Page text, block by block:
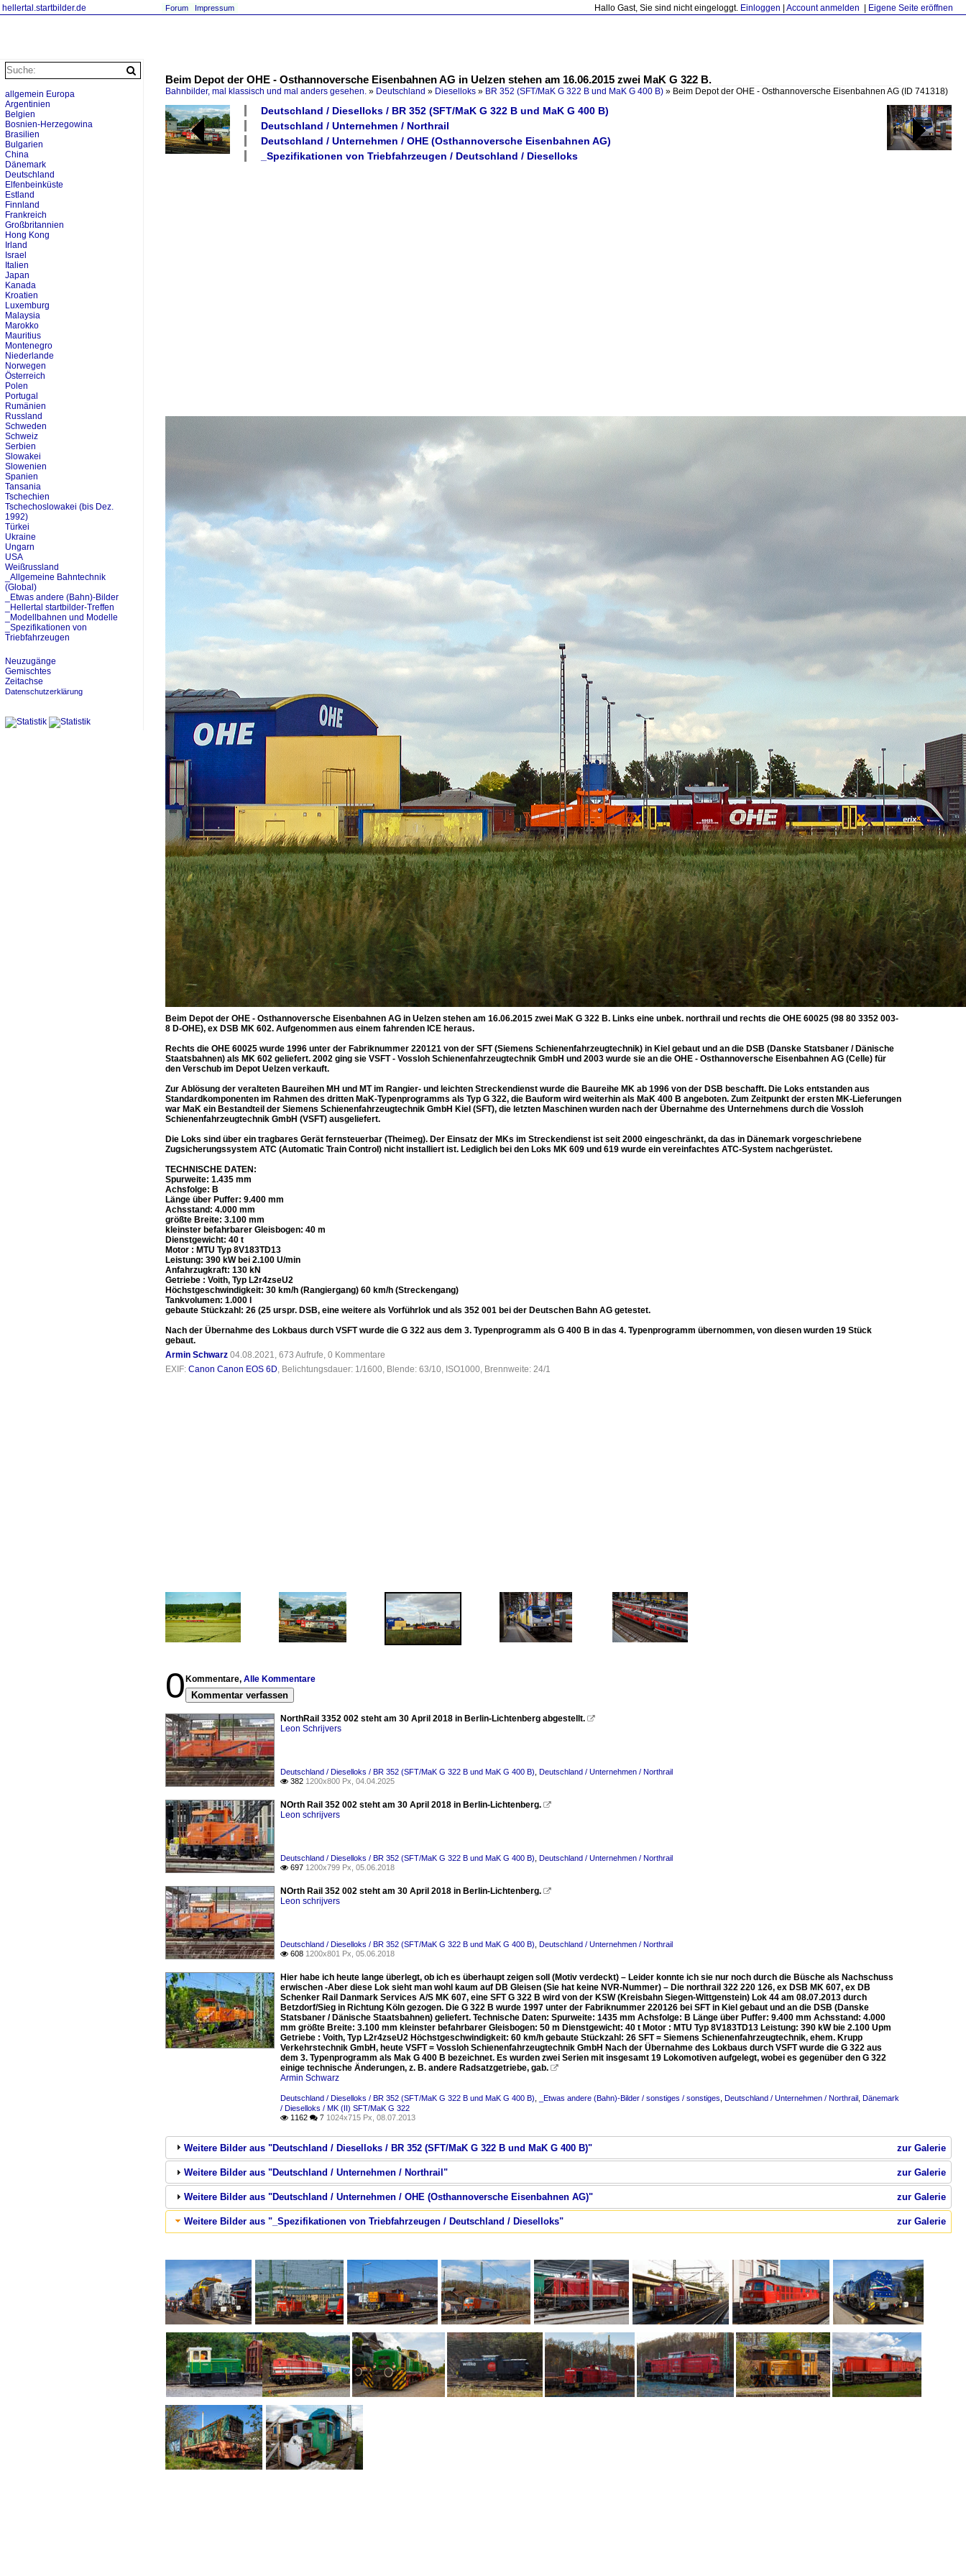
hellertal.startbilder.de Hallo Gast, Sie sind nicht eingeloggt. Einloggen Account anmelden Eigene Seite eröffnen
Forum Impressum
Beim Depot der OHE - Osthannoversche Eisenbahnen AG in Uelzen stehen am 16.06.2015 zwei MaK G 322 B.
Bahnbilder, mal klassisch und mal anders gesehen. » Deutschland » Dieselloks » BR 352 (SFT/MaK G 322 B und MaK G 400 B) » Beim Depot der OHE - Osthannoversche Eisenbahnen AG (ID 741318)
Deutschland / Dieselloks / BR 352 (SFT/MaK G 322 B und MaK G 400 B)
Deutschland / Unternehmen / Northrail
Deutschland / Unternehmen / OHE (Osthannoversche Eisenbahnen AG)
_Spezifikationen von Triebfahrzeugen / Deutschland / Dieselloks
Beim Depot der OHE - Osthannoversche Eisenbahnen AG in Uelzen stehen am 16.06.2015 zwei MaK G 322 B. Links eine unbek. northrail und rechts die OHE 60025 (98 80 3352 003-
8 D-OHE), ex DSB MK 602. Aufgenommen aus einem fahrenden ICE heraus.
Rechts die OHE 60025 wurde 1996 unter der Fabriknummer 220121 von der SFT (Siemens Schienenfahrzeugtechnik) in Kiel gebaut und an die DSB (Danske Statsbaner / Dänische
Staatsbahnen) als MK 602 geliefert. 2002 ging sie VSFT - Vossloh Schienenfahrzeugtechnik GmbH und 2003 wurde sie an die OHE - Osthannoversche Eisenbahnen AG (Celle) für
den Verschub im Depot Uelzen verkauft.
Zur Ablösung der veralteten Baureihen MH und MT im Rangier- und leichten Streckendienst wurde die Baureihe MK ab 1996 von der DSB beschafft. Die Loks entstanden aus
Standardkomponenten im Rahmen des dritten MaK-Typenprogramms als Typ G 322, die Bauform wird weiterhin als MaK 400 B angeboten. Zum Zeitpunkt der ersten MK-Lieferungen
war MaK ein Bestandteil der Siemens Schienenfahrzeugtechnik GmbH Kiel (SFT), die letzten Maschinen wurden nach der Übernahme des Unternehmens durch die Vossloh
Schienenfahrzeugtechnik GmbH (VSFT) ausgeliefert.
Die Loks sind über ein tragbares Gerät fernsteuerbar (Theimeg). Der Einsatz der MKs im Streckendienst ist seit 2000 eingeschränkt, da das in Dänemark vorgeschriebene
Zugsicherungssystem ATC (Automatic Train Control) nicht installiert ist. Lediglich bei den Loks MK 609 und 619 wurde ein vereinfachtes ATC-System nachgerüstet.
TECHNISCHE DATEN:
Spurweite: 1.435 mm
Achsfolge: B
Länge über Puffer: 9.400 mm
Achsstand: 4.000 mm
größte Breite: 3.100 mm
kleinster befahrbarer Gleisbogen: 40 m
Dienstgewicht: 40 t
Motor : MTU Typ 8V183TD13
Leistung: 390 kW bei 2.100 U/min
Anfahrzugkraft: 130 kN
Getriebe : Voith, Typ L2r4zseU2
Höchstgeschwindigkeit: 30 km/h (Rangiergang) 60 km/h (Streckengang)
Tankvolumen: 1.000 l
gebaute Stückzahl: 26 (25 urspr. DSB, eine weitere als Vorführlok und als 352 001 bei der Deutschen Bahn AG getestet.
Nach der Übernahme des Lokbaus durch VSFT wurde die G 322 aus dem 3. Typenprogramm als G 400 B in das 4. Typenprogramm übernommen, von diesen wurden 19 Stück
gebaut.
Armin Schwarz 04.08.2021, 673 Aufrufe, 0 Kommentare
EXIF: Canon Canon EOS 6D, Belichtungsdauer: 1/1600, Blende: 63/10, ISO1000, Brennweite: 24/1
0 Kommentare, Alle Kommentare
Kommentar verfassen
NorthRail 3352 002 steht am 30 April 2018 in Berlin-Lichtenberg abgestellt. 
Leon Schrijvers
Deutschland / Dieselloks / BR 352 (SFT/MaK G 322 B und MaK G 400 B) Deutschland / Unternehmen / Northrail
 382 1200x800 Px, 04.04.2025
NOrth Rail 352 002 steht am 30 April 2018 in Berlin-Lichtenberg. 
Leon schrijvers
Deutschland / Dieselloks / BR 352 (SFT/MaK G 322 B und MaK G 400 B) Deutschland / Unternehmen / Northrail
 697 1200x799 Px, 05.06.2018
NOrth Rail 352 002 steht am 30 April 2018 in Berlin-Lichtenberg. 
Leon schrijvers
Deutschland / Dieselloks / BR 352 (SFT/MaK G 322 B und MaK G 400 B) Deutschland / Unternehmen / Northrail
 608 1200x801 Px, 05.06.2018
Hier habe ich heute lange überlegt, ob ich es überhaupt zeigen soll (Motiv verdeckt) – Leider konnte ich sie nur noch durch die Büsche als Nachschuss
erwischen -Aber diese Lok sieht man wohl kaum auf DB Gleisen (Sie hat keine NVR-Nummer) – Die northrail 322 220 126, ex DSB MK 607, ex DB
Schenker Rail Danmark Services A/S MK 607, eine SFT G 322 B wird von der KSW (Kreisbahn Siegen-Wittgenstein) Lok 44 am 08.07.2013 durch
Betzdorf/Sieg in Richtung Köln gezogen. Die G 322 B wurde 1997 unter der Fabriknummer 220126 bei SFT in Kiel gebaut und an die DSB (Danske
Statsbaner / Dänische Staatsbahnen) geliefert. Technische Daten: Spurweite: 1435 mm Achsfolge: B Länge über Puffer: 9.400 mm Achsstand: 4.000
mm größte Breite: 3.100 mm kleinster befahrbarer Gleisbogen: 50 m Dienstgewicht: 40 t Motor : MTU Typ 8V183TD13 Leistung: 390 kW bie 2.100 Upm
Getriebe : Voith, Typ L2r4zseU2 Höchstgeschwindigkeit: 60 km/h gebaute Stückzahl: 26 SFT = Siemens Schienenfahrzeugtechnik, ehem. Krupp
Verkehrstechnik GmbH, heute VSFT = Vossloh Schienenfahrzeugtechnik GmbH Nach der Übernahme des Lokbaus durch VSFT wurde die G 322 aus
dem 3. Typenprogramm als Mak G 400 B bezeichnet. Es wurden zwei Serien mit insgesamt 19 Lokomotiven aufgelegt, wobei es gegenüber den G 322
einige technische Änderungen, z. B. andere Radsatzgetriebe, gab. 
Armin Schwarz
Deutschland / Dieselloks / BR 352 (SFT/MaK G 322 B und MaK G 400 B) _Etwas andere (Bahn)-Bilder / sonstiges / sonstiges Deutschland / Unternehmen / Northrail Dänemark
/ Dieselloks / MK (II) SFT/MaK G 322
 1162  7 1024x715 Px, 08.07.2013
zur Galerie
Weitere Bilder aus "Deutschland / Dieselloks / BR 352 (SFT/MaK G 322 B und MaK G 400 B)"
zur Galerie
Weitere Bilder aus "Deutschland / Unternehmen / Northrail"
zur Galerie
Weitere Bilder aus "Deutschland / Unternehmen / OHE (Osthannoversche Eisenbahnen AG)"
zur Galerie
Weitere Bilder aus "_Spezifikationen von Triebfahrzeugen / Deutschland / Dieselloks"
allgemein Europa
Argentinien
Belgien
Bosnien-Herzegowina
Brasilien
Bulgarien
China
Dänemark
Deutschland
Elfenbeinküste
Estland
Finnland
Frankreich
Großbritannien
Hong Kong
Irland
Israel
Italien
Japan
Kanada
Kroatien
Luxemburg
Malaysia
Marokko
Mauritius
Montenegro
Niederlande
Norwegen
Österreich
Polen
Portugal
Rumänien
Russland
Schweden
Schweiz
Serbien
Slowakei
Slowenien
Spanien
Tansania
Tschechien
Tschechoslowakei (bis Dez.
1992)
Türkei
Ukraine
Ungarn
USA
Weißrussland
_Allgemeine Bahntechnik
(Global)
_Etwas andere (Bahn)-Bilder
_Hellertal startbilder-Treffen
_Modellbahnen und Modelle
_Spezifikationen von
Triebfahrzeugen
Neuzugänge
Gemischtes
Zeitachse
Datenschutzerklärung